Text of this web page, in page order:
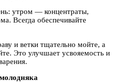
утром — концентраты,
Всегда обеспечивайте
и ветки тщательно мойте, а
Это улучшает усвояемость и